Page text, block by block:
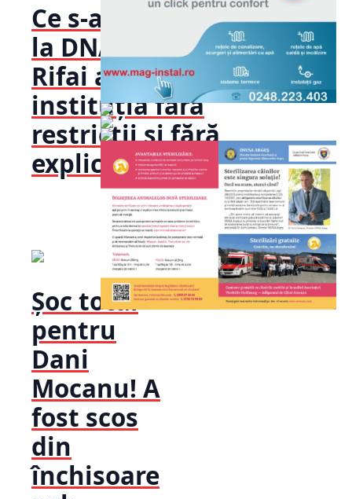
Ce s-a întâmplat
la DNA? Denise
Rifai a părăsit
instituția fără
restricții și fără
explicații!Jurnal...
Șoc total
pentru
Dani
Mocanu! A
fost scos
din
închisoare